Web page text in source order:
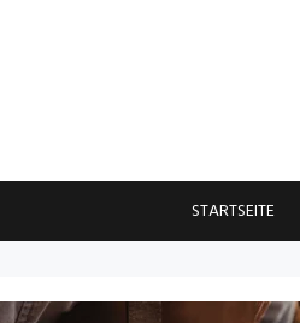
STARTSEITE